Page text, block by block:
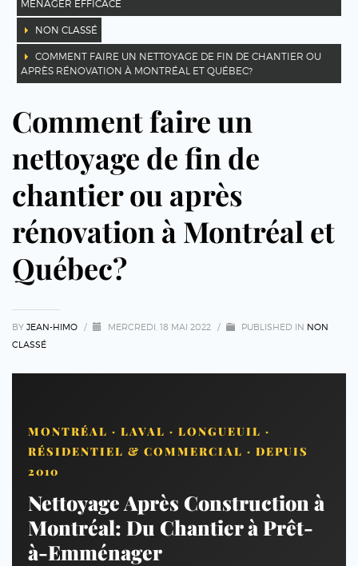
MÉNAGER EFFICACE
NON CLASSÉ
COMMENT FAIRE UN NETTOYAGE DE FIN DE CHANTIER OU
APRÈS RÉNOVATION À MONTRÉAL ET QUÉBEC?
Comment faire un
nettoyage de fin de
chantier ou après
rénovation à Montréal et
Québec?
BY JEAN-HIMO / MERCREDI, 18 MAI 2022 / PUBLISHED IN NON
CLASSÉ
MONTRÉAL · LAVAL · LONGUEUIL ·
RÉSIDENTIEL & COMMERCIAL · DEPUIS
2010
Nettoyage Après Construction à
Montréal: Du Chantier à Prêt-
à-Emménager